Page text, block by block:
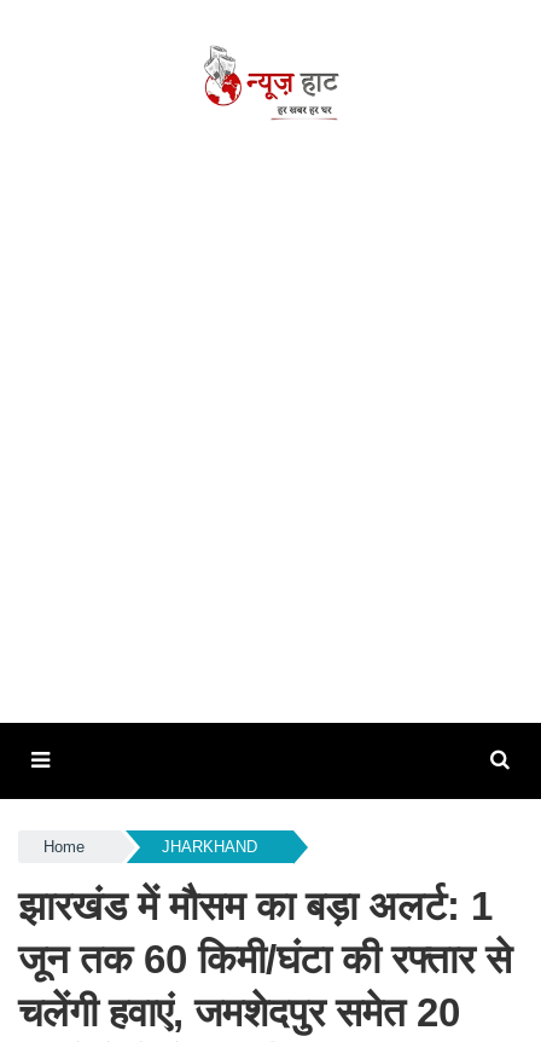
Home JHARKHAND
झारखंड में मौसम का बड़ा अलर्ट: 1
जून तक 60 किमी/घंटा की रफ्तार से
चलेंगी हवाएं, जमशेदपुर समेत 20